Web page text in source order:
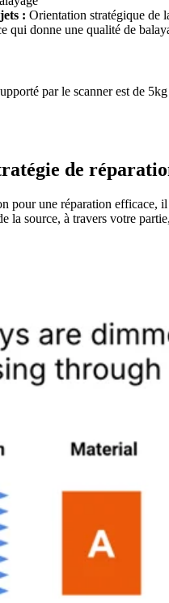
: Orientation stratégique de
qui donne une qualité de
par le scanner est de
de
pour une réparation efficace,
la source, à travers votre